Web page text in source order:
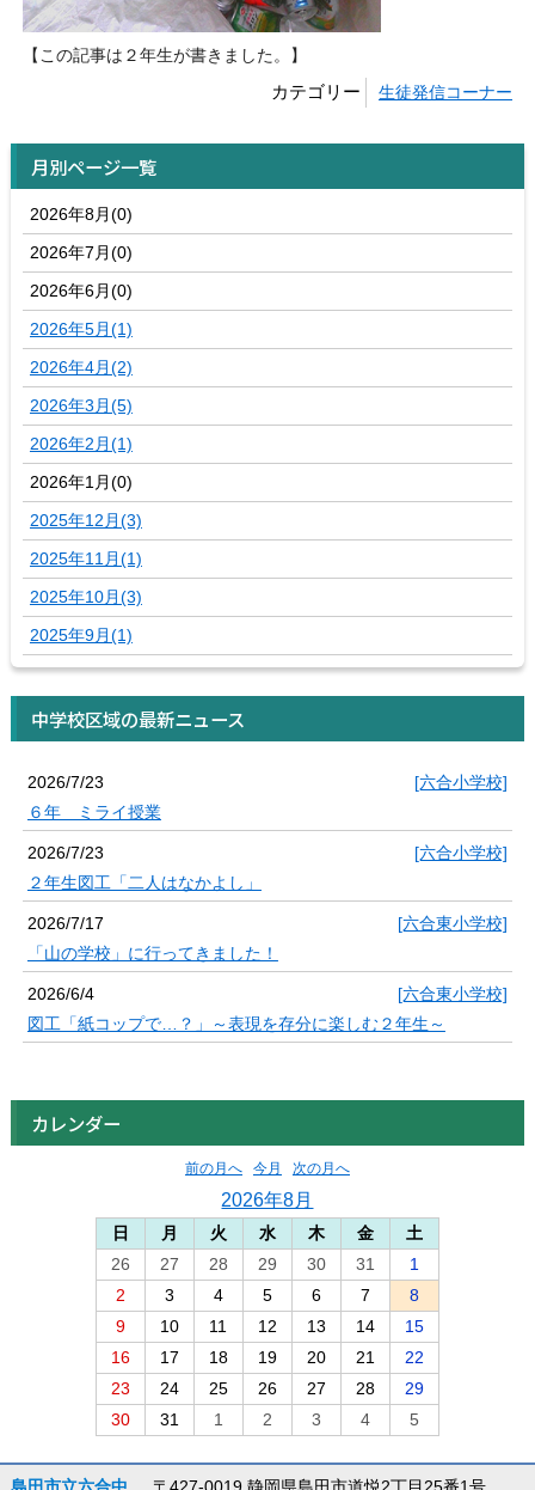
【この記事は２年生が書きました。】
カテゴリー 生徒発信コーナー
月別ページ一覧
2026年8月(0)
2026年7月(0)
2026年6月(0)
2026年5月(1)
2026年4月(2)
2026年3月(5)
2026年2月(1)
2026年1月(0)
2025年12月(3)
2025年11月(1)
2025年10月(3)
2025年9月(1)
中学校区域の最新ニュース
2026/7/23
[六合小学校]
６年 ミライ授業
2026/7/23
[六合小学校]
２年生図工「二人はなかよし」
2026/7/17
[六合東小学校]
「山の学校」に行ってきました！
2026/6/4
[六合東小学校]
図工「紙コップで…？」～表現を存分に楽しむ２年生～
カレンダー
前の月へ 今月 次の月へ
2026年8月
日 月 火 水 木 金
土
26
27 28 29 30 31
1
2
3 4 5 6 7
8
9
10 11 12 13 14
15
16
17 18 19 20 21
22
23
24 25 26 27 28
29
30
31 1 2 3 4 5